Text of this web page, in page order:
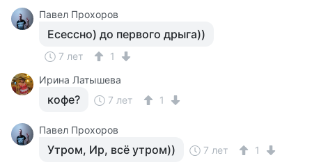
Павел Прохоров
Есессно) до первого дрыга))
7 лет
1
Ирина Латышева
кофе? 7 лет 1
Павел Прохоров
Утром, Ир, всё утром)) 7 лет 1